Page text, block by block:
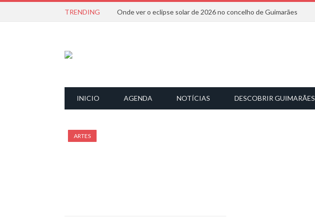
TRENDING Onde ver o eclipse solar de 2026 no concelho de Guimarães
INICIO AGENDA NOTÍCIAS DESCOBRIR GUIMARÃES
ARTES